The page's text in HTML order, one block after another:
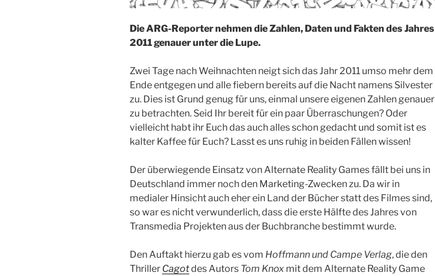
Die ARG-Reporter nehmen die Zahlen, Daten und Fakten des Jahres
2011 genauer unter die Lupe.
Zwei Tage nach Weihnachten neigt sich das Jahr 2011 umso mehr dem
Ende entgegen und alle fiebern bereits auf die Nacht namens Silvester
zu. Dies ist Grund genug für uns, einmal unsere eigenen Zahlen genauer
zu betrachten. Seid Ihr bereit für ein paar Überraschungen? Oder
vielleicht habt ihr Euch das auch alles schon gedacht und somit ist es
kalter Kaffee für Euch? Lasst es uns ruhig in beiden Fällen wissen!
Der überwiegende Einsatz von Alternate Reality Games fällt bei uns in
Deutschland immer noch den Marketing-Zwecken zu. Da wir in
medialer Hinsicht auch eher ein Land der Bücher statt des Filmes sind,
so war es nicht verwunderlich, dass die erste Hälfte des Jahres von
Transmedia Projekten aus der Buchbranche bestimmt wurde.
Den Auftakt hierzu gab es vom Hoffmann und Campe Verlag, die den
Thriller Cagotdes Autors Tom Knox mit dem Alternate Reality Game